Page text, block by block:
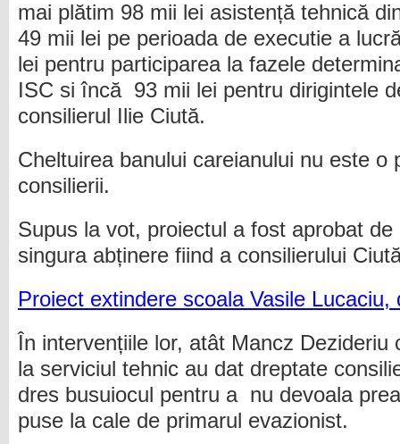
mai plătim 98 mii lei asistență tehnică
49 mii lei pe perioada de executie a
lei pentru participarea la fazele
ISC si încă 93 mii lei pentru dirigintele
consilierul Ilie Ciută.
Cheltuirea banului careianului nu este o
consilierii.
Supus la vot, proiectul a fost aprobat
singura abținere fiind a consilierului
Proiect extindere scoala Vasile Lucaciu,
În intervențiile lor, atât Mancz Dezideriu
la serviciul tehnic au dat dreptate
dres busuiocul pentru a nu devoala
puse la cale de primarul evazionist.